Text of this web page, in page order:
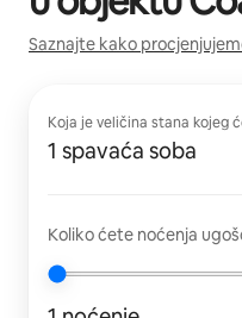
Saznajte kako
Koja je veličina stana kojeg
1 spavaća soba
Koliko ćete noćenja